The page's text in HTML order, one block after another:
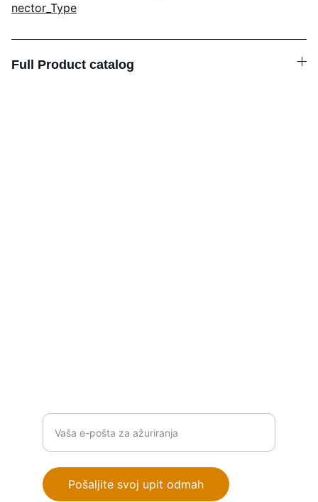
nector_Type
Full Product catalog
Pošaljite svoj upit odmah